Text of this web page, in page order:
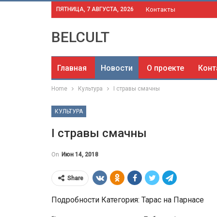
ПЯТНИЦА, 7 АВГУСТА, 2026 Контакты
BELCULT
Главная Новости О проекте
Home Культура І стравы смачны
КУЛЬТУРА
І стравы смачны
On Июн 14, 2018
Share
Подробности Категория: Тарас на Парнасе